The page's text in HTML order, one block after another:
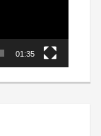
01:35